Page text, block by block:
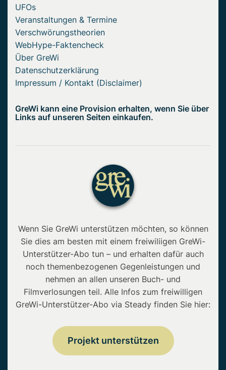
UFOs
Veranstaltungen & Termine
Verschwörungstheorien
WebHype-Faktencheck
Über GreWi
Datenschutzerklärung
Impressum / Kontakt (Disclaimer)
GreWi kann eine Provision erhalten, wenn Sie über
Links auf unseren Seiten einkaufen.
Wenn Sie GreWi unterstützen möchten, so können
Sie dies am besten mit einem freiwiliigen GreWi-
Unterstützer-Abo tun – und erhalten dafür auch
noch themenbezogenen Gegenleistungen und
nehmen an allen unseren Buch- und
Filmverlosungen teil. Alle Infos zum freiwilligen
GreWi-Unterstützer-Abo via Steady finden Sie hier:
Projekt unterstützen